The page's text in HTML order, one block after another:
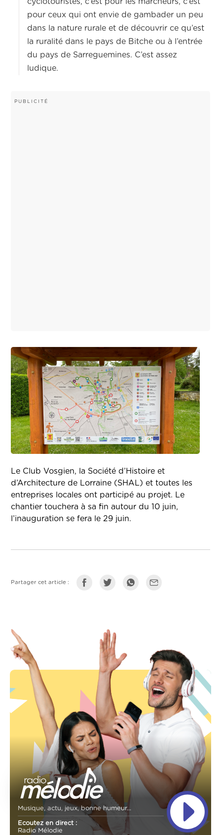
cyclotouristes, c’est pour les marcheurs, c’est
pour ceux qui ont envie de gambader un peu
dans la nature rurale et de découvrir ce qu’est
la ruralité dans le pays de Bitche ou à l’entrée
du pays de Sarreguemines. C’est assez
ludique.
Le Club Vosgien, la Société d’Histoire et
d’Architecture de Lorraine (SHAL) et toutes les
entreprises locales ont participé au projet. Le
chantier touchera à sa fin autour du 10 juin,
l’inauguration se fera le 29 juin.
Partager cet article :
Musique, actu, jeux, bonne humeur...
Ecoutez en direct :
Radio Mélodie